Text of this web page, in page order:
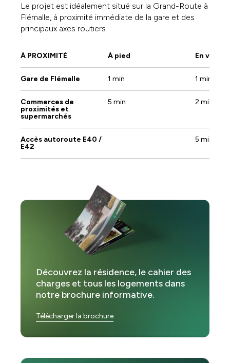
Le projet est idéalement situé sur la Grand-Route à
Flémalle, à proximité immédiate de la gare et des
principaux axes routiers
À PROXIMITÉ À pied En
Gare de Flémalle 1 min 1 min
Commerces de
proximités et
supermarchés
5 min 2 min
Accès autoroute E40 /
E42
5 min
Découvrez la résidence, le cahier des
charges et tous les logements dans
notre brochure informative.
Télécharger la brochure